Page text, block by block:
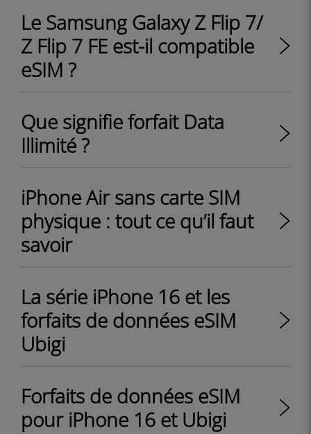
Le Samsung Galaxy Z Flip 7/
Z Flip 7 FE est-il compatible
eSIM ?
Que signifie forfait Data
Illimité ?
iPhone Air sans carte SIM
physique : tout ce qu’il faut
savoir
La série iPhone 16 et les
forfaits de données eSIM
Ubigi
Forfaits de données eSIM
pour iPhone 16 et Ubigi